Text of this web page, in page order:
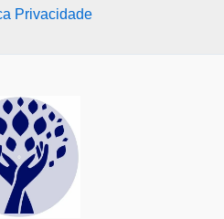
Privacidade